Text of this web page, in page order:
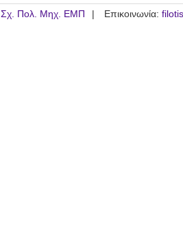
Σχ. Πολ. Μηχ. ΕΜΠ Επικοινωνία: